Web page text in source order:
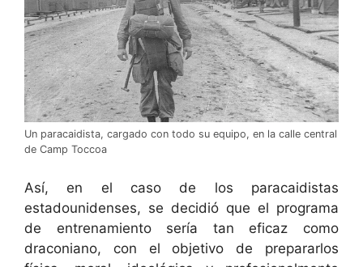
Un paracaidista, cargado con todo su equipo, en la calle central
de Camp Toccoa
Así, en el caso de los paracaidistas
estadounidenses, se decidió que el programa
de entrenamiento sería tan eficaz como
draconiano, con el objetivo de prepararlos